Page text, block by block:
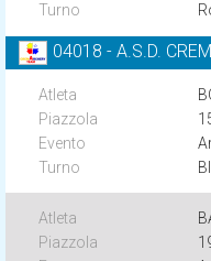
04018 - A.S.D.